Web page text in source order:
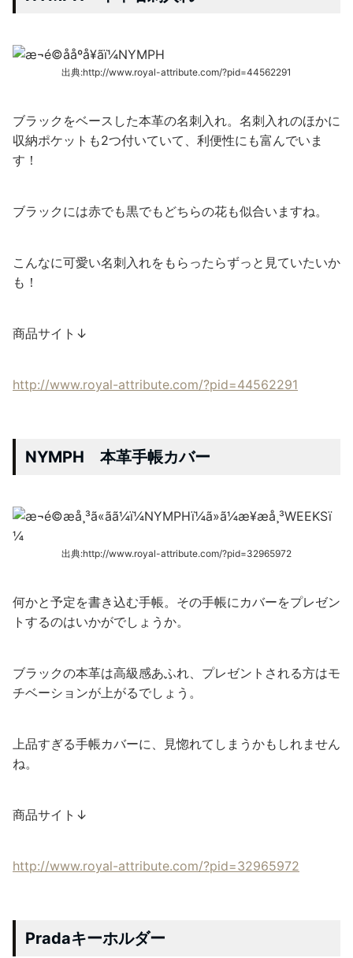
出典:http://www.royal-attribute.com/?pid=44562291
ブラックをベースした本革の名刺入れ。名刺入れのほかに
収納ポケットも2つ付いていて、利便性にも富んでいま
す！
ブラックには赤でも黒でもどちらの花も似合いますね。
こんなに可愛い名刺入れをもらったらずっと見ていたいか
も！
商品サイト↓
http://www.royal-attribute.com/?pid=44562291
NYMPH 本革手帳カバー
出典:http://www.royal-attribute.com/?pid=32965972
何かと予定を書き込む手帳。その手帳にカバーをプレゼン
トするのはいかがでしょうか。
ブラックの本革は高級感あふれ、プレゼントされる方はモ
チベーションが上がるでしょう。
上品すぎる手帳カバーに、見惚れてしまうかもしれません
ね。
商品サイト↓
http://www.royal-attribute.com/?pid=32965972
Pradaキーホルダー